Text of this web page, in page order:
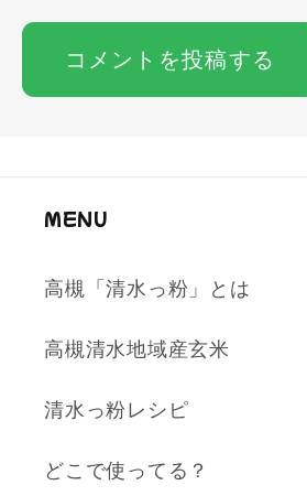
MENU
高槻「清水っ粉」とは
高槻清水地域産玄米
清水っ粉レシピ
どこで使ってる？